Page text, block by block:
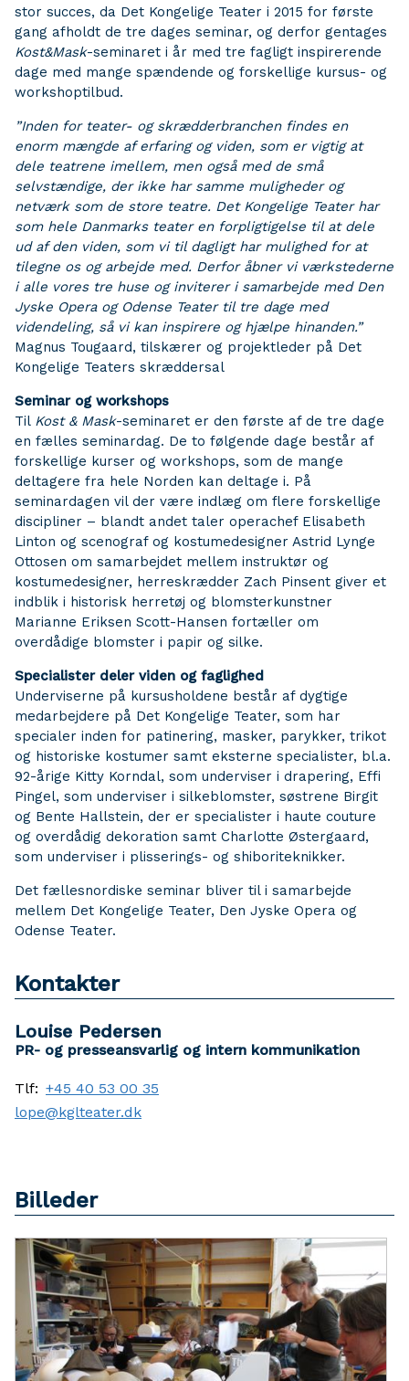
stor succes, da Det Kongelige Teater i 2015 for første
gang afholdt de tre dages seminar, og derfor gentages
Kost&Mask-seminaret i år med tre fagligt inspirerende
dage med mange spændende og forskellige kursus- og
workshoptilbud.
”Inden for teater- og skrædderbranchen findes en
enorm mængde af erfaring og viden, som er vigtig at
dele teatrene imellem, men også med de små
selvstændige, der ikke har samme muligheder og
netværk som de store teatre. Det Kongelige Teater har
som hele Danmarks teater en forpligtigelse til at dele
ud af den viden, som vi til dagligt har mulighed for at
tilegne os og arbejde med. Derfor åbner vi værkstederne
i alle vores tre huse og inviterer i samarbejde med Den
Jyske Opera og Odense Teater til tre dage med
videndeling, så vi kan inspirere og hjælpe hinanden.”
Magnus Tougaard, tilskærer og projektleder på Det
Kongelige Teaters skræddersal
Seminar og workshops
Til Kost & Mask-seminaret er den første af de tre dage
en fælles seminardag. De to følgende dage består af
forskellige kurser og workshops, som de mange
deltagere fra hele Norden kan deltage i. På
seminardagen vil der være indlæg om flere forskellige
discipliner – blandt andet taler operachef Elisabeth
Linton og scenograf og kostumedesigner Astrid Lynge
Ottosen om samarbejdet mellem instruktør og
kostumedesigner, herreskrædder Zach Pinsent giver et
indblik i historisk herretøj og blomsterkunstner
Marianne Eriksen Scott-Hansen fortæller om
overdådige blomster i papir og silke.
Specialister deler viden og faglighed
Underviserne på kursusholdene består af dygtige
medarbejdere på Det Kongelige Teater, som har
specialer inden for patinering, masker, parykker, trikot
og historiske kostumer samt eksterne specialister, bl.a.
92-årige Kitty Korndal, som underviser i drapering, Effi
Pingel, som underviser i silkeblomster, søstrene Birgit
og Bente Hallstein, der er specialister i haute couture
og overdådig dekoration samt Charlotte Østergaard,
som underviser i plisserings- og shiboriteknikker.
Det fællesnordiske seminar bliver til i samarbejde
mellem Det Kongelige Teater, Den Jyske Opera og
Odense Teater.
Kontakter
Louise Pedersen
PR- og presseansvarlig og intern kommunikation
Tlf: +45 40 53 00 35
lope@kglteater.dk
Billeder